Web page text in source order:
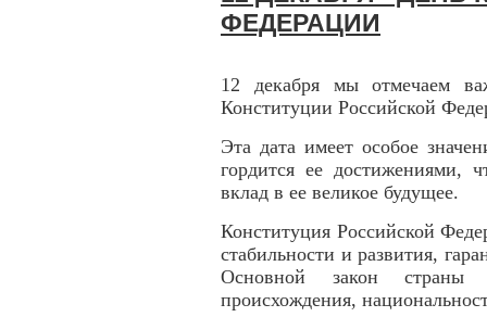
ФЕДЕРАЦИИ
12 декабря мы отмечаем
Конституции Российской
Эта дата имеет особое
гордится ее достижениями,
вклад в ее великое будущее.
Конституция Российской
стабильности и развития,
Основной закон страны
происхождения,